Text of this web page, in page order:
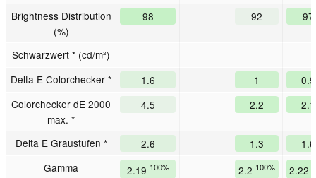
Brightness Distribution
(%)
98 92 97
Schwarzwert * (cd/m²)
Delta E Colorchecker *
1.6 1
0.9
Colorchecker dE 2000
max. *
4.5 2.2 2.1
Delta E Graustufen * 2.6 1.3
1.6
Gamma
2.19 100% 2.2 100% 2.22